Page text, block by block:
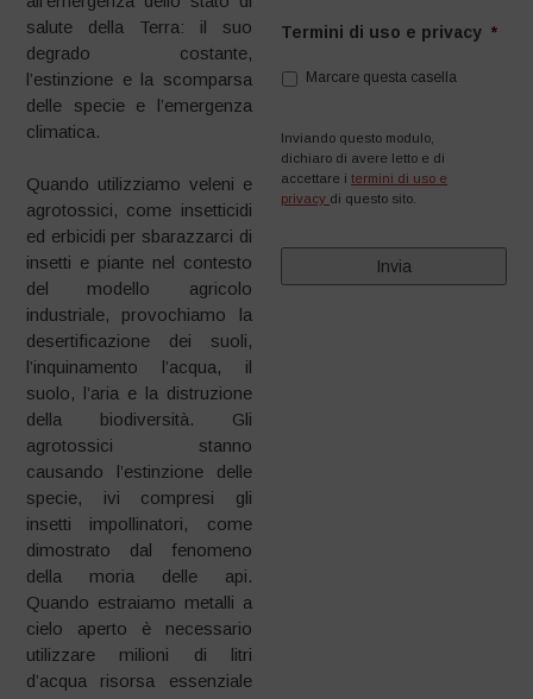
salute della Terra: il suo
degrado costante,
l’estinzione e la scomparsa
delle specie e l’emergenza
climatica.
Quando utilizziamo veleni e
agrotossici, come insetticidi
ed erbicidi per sbarazzarci di
insetti e piante nel contesto
del modello agricolo
industriale, provochiamo la
desertificazione dei suoli,
l’inquinamento l’acqua, il
suolo, l’aria e la distruzione
della biodiversità. Gli
agrotossici stanno
causando l’estinzione delle
specie, ivi compresi gli
insetti impollinatori, come
dimostrato dal fenomeno
della moria delle api.
Quando estraiamo metalli a
cielo aperto è necessario
utilizzare milioni di litri
d’acqua risorsa essenziale
Termini di uso e privacy *
Marcare questa casella
Inviando questo modulo,
dichiaro di avere letto e di
accettare itermini di uso e
privacy di questo sito.